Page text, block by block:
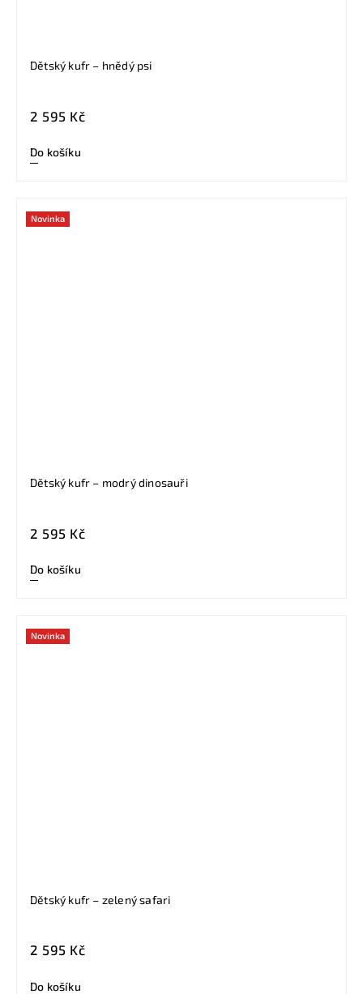
Dětský kufr – hnědý psi
2 595 Kč
Do košíku
Novinka
Dětský kufr – modrý dinosauři
2 595 Kč
Do košíku
Novinka
Dětský kufr – zelený safari
2 595 Kč
Do košíku